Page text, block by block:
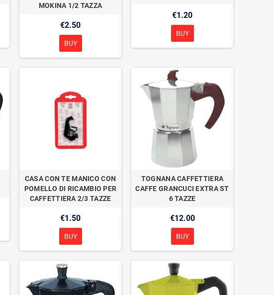
MOKINA 1/2 TAZZA
€2.50
BUY
€1.20
BUY
CASA CON TE MANICO CON
POMELLO DI RICAMBIO PER
CAFFETTIERA 2/3 TAZZE
€1.50
BUY
TOGNANA CAFFETTIERA
CAFFE GRANCUCI EXTRA ST
6 TAZZE
€12.00
BUY